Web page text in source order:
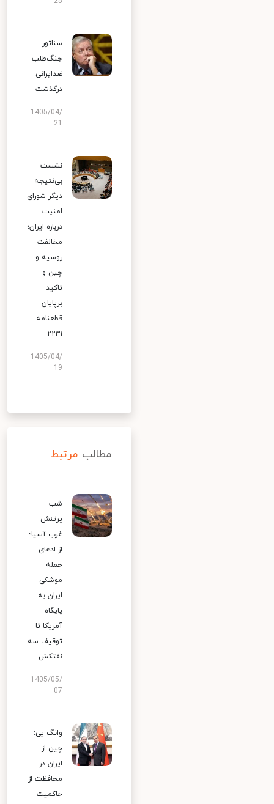
سناتور
جنگ‌طلب
ضدایرانی
درگذشت
1405/04/
نشست
بی‌نتیجه
دیگر شورای
امنیت
درباره ایران؛
مخالفت
روسیه و
چین و
تاکید
برپایان
قطعنامه
۲۲۳۱
1405/04/
19
مطالب مرتبط
شب
پرتنش
غرب آسیا؛
از ادعای
حمله
موشکی
ایران به
پایگاه
آمریکا تا
توقیف سه
نفتکش
1405/05/
07
وانگ یی:
چین از
ایران در
محافظت از
حاکمیت